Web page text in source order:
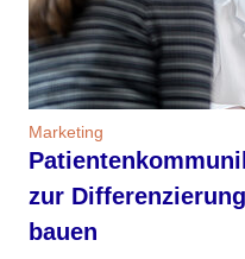
Marketing
zur
bauen